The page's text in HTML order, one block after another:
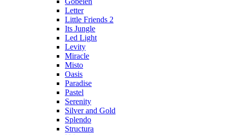
Letter
Little Friends 2
Its Jungle
Led Light
Levity
Miracle
Misto
Oasis
Paradise
Pastel
Serenity
Silver and Gold
Splendo
Structura